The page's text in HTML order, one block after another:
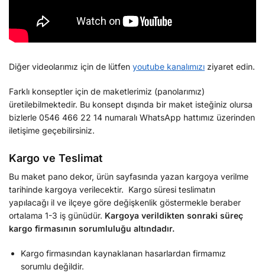
Diğer videolarımız için de lütfen youtube kanalımızı ziyaret edin.
Farklı konseptler için de maketlerimiz (panolarımız)
üretilebilmektedir. Bu konsept dışında bir maket isteğiniz olursa
bizlerle 0546 466 22 14 numaralı WhatsApp hattımız üzerinden
iletişime geçebilirsiniz.
Kargo ve Teslimat
Bu maket pano dekor, ürün sayfasında yazan kargoya verilme
tarihinde kargoya verilecektir. Kargo süresi teslimatın
yapılacağı il ve ilçeye göre değişkenlik göstermekle beraber
ortalama 1-3 iş günüdür. Kargoya verildikten sonraki süreç
kargo firmasının sorumluluğu altındadır.
Kargo firmasından kaynaklanan hasarlardan firmamız
sorumlu değildir.